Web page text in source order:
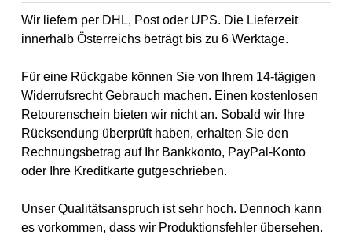
Wir liefern per DHL, Post oder UPS. Die Lieferzeit
innerhalb Österreichs beträgt bis zu 6 Werktage.
Für eine Rückgabe können Sie von Ihrem 14-tägigen
WiderrufsrechtGebrauch machen. Einen kostenlosen
Retourenschein bieten wir nicht an. Sobald wir Ihre
Rücksendung überprüft haben, erhalten Sie den
Rechnungsbetrag auf Ihr Bankkonto, PayPal-Konto
oder Ihre Kreditkarte gutgeschrieben.
Unser Qualitätsanspruch ist sehr hoch. Dennoch kann
es vorkommen, dass wir Produktionsfehler übersehen.